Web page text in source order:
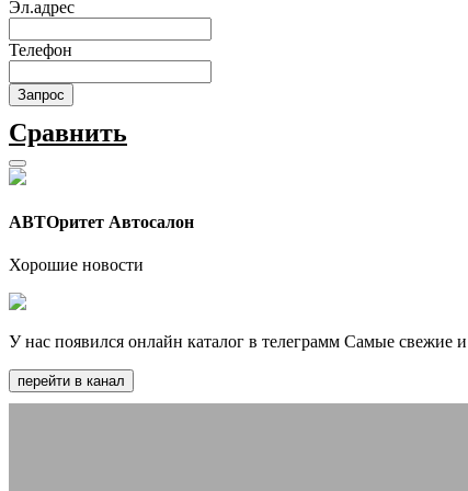
Эл.адрес
Телефон
Запрос
Сравнить
АВТОритет Автосалон
Хорошие новости
У нас появился онлайн каталог в телеграмм Самые свежие
перейти в канал